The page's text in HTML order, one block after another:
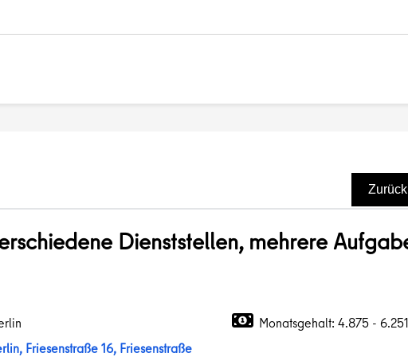
Dienststellen, mehrere
Friesenstraße 16, Friesenstraße
Monatsgehalt: 4.875 -